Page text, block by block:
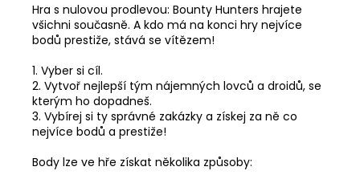
Hra s nulovou prodlevou: Bounty Hunters hrajete
všichni současně. A kdo má na konci hry nejvíce
bodů prestiže, stává se vítězem!
1. Vyber si cíl.
2. Vytvoř nejlepší tým nájemných lovců a droidů, se
kterým ho dopadneš.
3. Vybírej si ty správné zakázky a získej za ně co
nejvíce bodů a prestiže!
Body lze ve hře získat několika způsoby: